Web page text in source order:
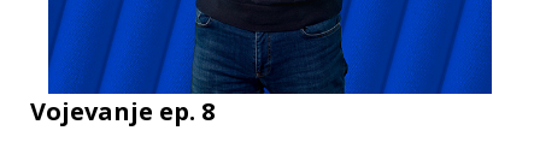
Vojevanje ep. 8